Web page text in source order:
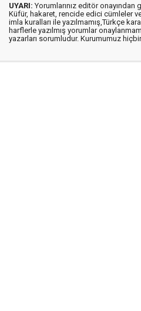
UYARI: Yorumlarınız editör onayından
Küfür, hakaret, rencide edici cümleler
imla kuralları ile yazılmamış,Türkçe
harflerle yazılmış yorumlar
yazarları sorumludur. Kurumumuz